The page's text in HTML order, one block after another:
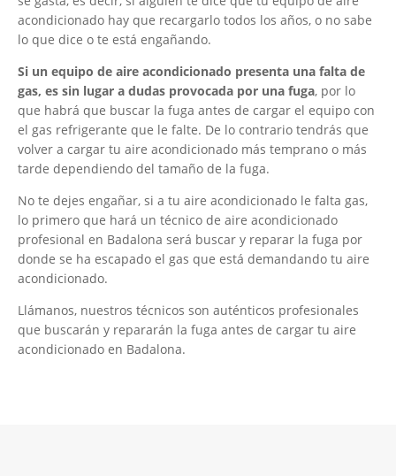
acondicionado hay que recargarlo todos los años, o no sabe
lo que dice o te está engañando.
Si un equipo de aire acondicionado presenta una falta de
gas, es sin lugar a dudas provocada por una fuga, por lo
que habrá que buscar la fuga antes de cargar el equipo con
el gas refrigerante que le falte. De lo contrario tendrás que
volver a cargar tu aire acondicionado más temprano o más
tarde dependiendo del tamaño de la fuga.
No te dejes engañar, si a tu aire acondicionado le falta gas,
lo primero que hará un técnico de aire acondicionado
profesional en Badalona será buscar y reparar la fuga por
donde se ha escapado el gas que está demandando tu aire
acondicionado.
Llámanos, nuestros técnicos son auténticos profesionales
que buscarán y repararán la fuga antes de cargar tu aire
acondicionado en Badalona.